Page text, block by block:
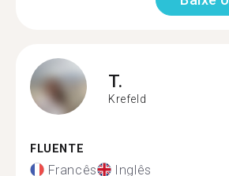
T.
Krefeld
FLUENTE
Francês Inglês